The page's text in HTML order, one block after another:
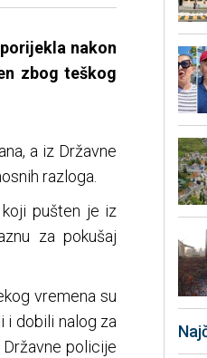
nakon
zbog teškog
a iz Državne
razloga.
pušten je iz
za pokušaj
vremena su
i dobili nalog za
policije